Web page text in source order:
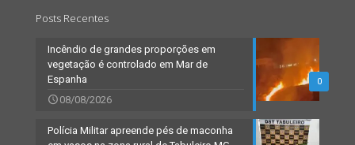
Posts Recentes
0
Incêndio de grandes proporções em
vegetação é controlado em Mar de
Espanha
08/08/2026
Polícia Militar apreende pés de maconha